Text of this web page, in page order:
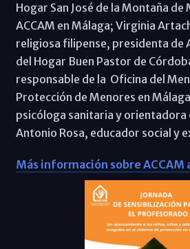
Hogar San José de la Montaña de
ACCAM en Málaga; Virginia
religiosa filipense, presidenta de
del Hogar Buen Pastor de
responsable de la Oficina del
Protección de Menores en
psicóloga sanitaria y orientadora
Antonio Rosa, educador social y
Más información sobre ACCAM